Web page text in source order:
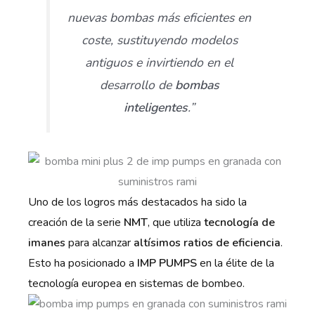
nuevas bombas más eficientes en
coste, sustituyendo modelos
antiguos e invirtiendo en el
desarrollo de bombas
inteligentes.”
Uno de los logros más destacados ha sido la
creación de la serie NMT, que utiliza tecnología de
imanes para alcanzar altísimos ratios de eficiencia.
Esto ha posicionado a IMP PUMPSen la élite de la
tecnología europea en sistemas de bombeo.